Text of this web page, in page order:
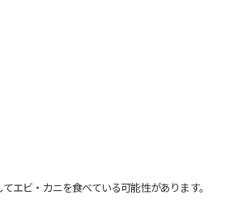
ビ・カニを食べている可能性があります。